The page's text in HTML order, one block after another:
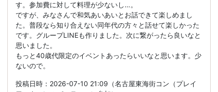
す。参加費に対して料理が少ないし…。
ですが、みなさんで和気あいあいとお話できて楽しめまし
た。普段なら知り合えない同年代の方々と話せて楽しかった
です。グループLINEも作りました。次に繋がったら良いなと
思いました。
もっと40歳代限定のイベントあったらいいなと思います。少
ないので。
投稿日時：2026-07-10 21:09（名古屋東海街コン（プレイ